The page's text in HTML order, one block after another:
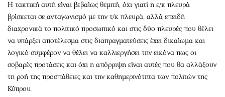
Η τακτική αυτή είναι βεβαίως θεμιτή, όχι γιατί η ε/κ πλευρά
βρίσκεται σε ανταγωνισμό με την τ/κ πλευρά, αλλά επειδή
διαχρονικά το πολιτικό προσωπικό και στις δύο πλευρές που θέλει
να υπάρξει αποτέλεσμα στις διαπραγματεύσεις έχει δικαίωμα και
λογικό συμφέρον να θέλει να καλλιεργήσει την εικόνα πως οι
σοβαρές προτάσεις και όχι η απόρριψη είναι αυτές που θα αλλάξουν
τη ροή της προσπάθειες και την καθημερινότητα των πολιτών της
Κύπρου.